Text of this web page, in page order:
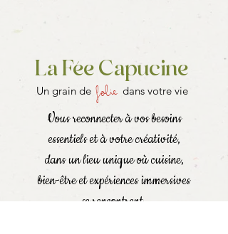
La Fée Capucine
Un grain de folie dans votre vie
Vous reconnecter à vos besoins
essentiels et à votre créativité,
dans un lieu unique où cuisine,
bien-être et expériences immersives
se rencontrent.